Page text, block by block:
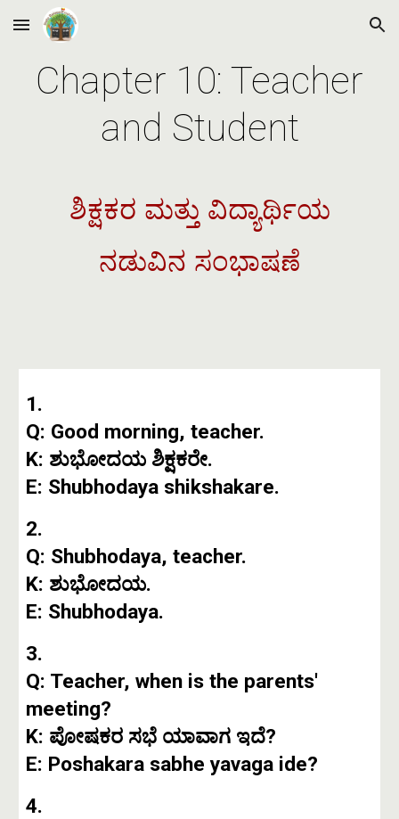
Skip to main content Skip to navigation
Chapter 10: Teacher
and Student
ಶಿಕ್ಷಕರ ಮತ್ತು ವಿದ್ಯಾರ್ಥಿಯ
ನಡುವಿನ ಸಂಭಾಷಣೆ
1.
Q: Good morning, teacher.
K: ಶುಭೋದಯ ಶಿಕ್ಷಕರೇ.
E: Shubhodaya shikshakare.
2.
Q: Shubhodaya, teacher.
K: ಶುಭೋದಯ.
E: Shubhodaya.
3.
Q: Teacher, when is the parents'
meeting?
K: ಪೋಷಕರ ಸಭೆ ಯಾವಾಗ ಇದೆ?
E: Poshakara sabhe yavaga ide?
4.